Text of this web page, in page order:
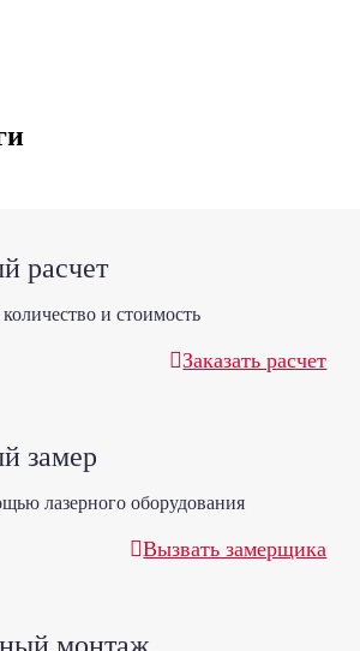
расчет
и стоимость
Заказать расчет
замер
лазерного оборудования
Вызвать замерщика